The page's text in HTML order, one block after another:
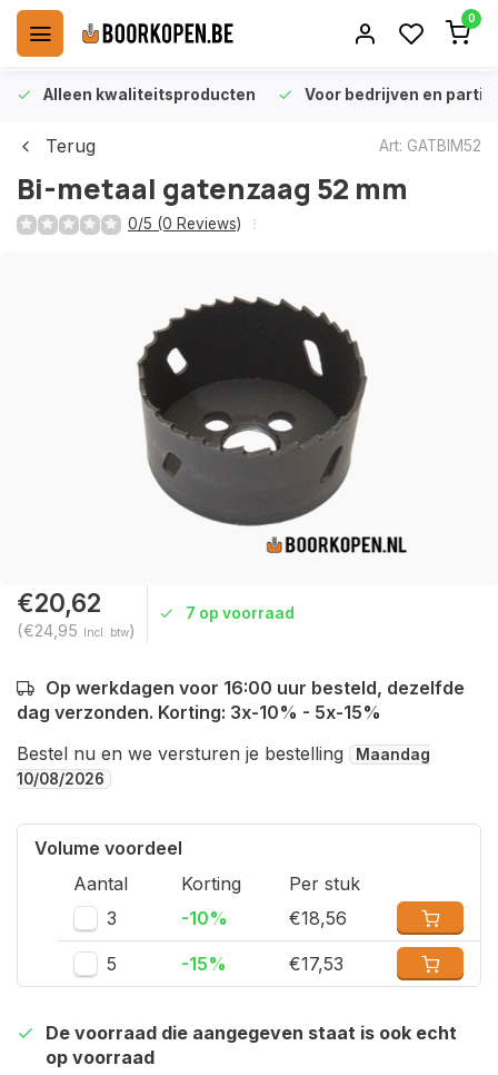
0
Alleen kwaliteitsproducten Voor bedrijven en
Terug Art: GATBIM52
Bi-metaal gatenzaag 52 mm
0/5 (0 Reviews)
€20,62
(€24,95 Incl. btw)
7 op voorraad
Op werkdagen voor 16:00 uur besteld, dezelfde
dag verzonden. Korting: 3x-10% - 5x-15%
Bestel nu en we versturen je bestelling
Maandag
10/08/2026
Volume voordeel
Aantal
Korting
Per stuk
3
-10% €18,56
5 -15% €17,53
De voorraad die aangegeven staat is ook echt
op voorraad